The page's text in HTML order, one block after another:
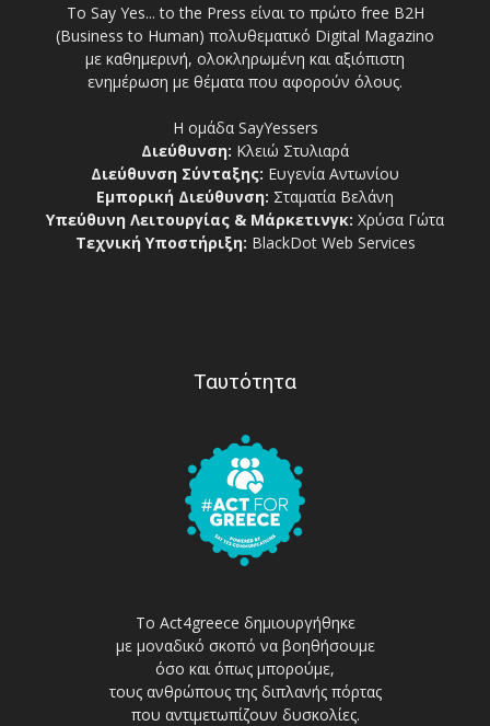
Το Say Yes... to the Press είναι το πρώτο free Β2Η
(Business to Human) πολυθεματικό Digital Magazino
με καθημερινή, ολοκληρωμένη και αξιόπιστη
ενημέρωση με θέματα που αφορούν όλους.
Η ομάδα SayYessers
Διεύθυνση: Κλειώ Στυλιαρά
Διεύθυνση Σύνταξης: Ευγενία Αντωνίου
Εμπορική Διεύθυνση: Σταματία Βελάνη
Υπεύθυνη Λειτουργίας & Μάρκετινγκ: Χρύσα Γώτα
Τεχνική Υποστήριξη: BlackDot Web Services
Ταυτότητα
Το Act4greece δημιουργήθηκε
με μοναδικό σκοπό να βοηθήσουμε
όσο και όπως μπορούμε,
τους ανθρώπους της διπλανής πόρτας
που αντιμετωπίζουν δυσκολίες.